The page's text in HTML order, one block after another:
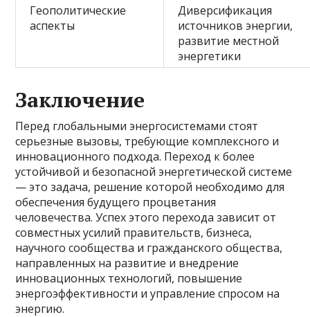
Геополитические
аспекты
Диверсификация
источников энергии,
развитие местной
энергетики
Заключение
Перед глобальными энергосистемами стоят
серьезные вызовы, требующие комплексного и
инновационного подхода. Переход к более
устойчивой и безопасной энергетической системе
— это задача, решение которой необходимо для
обеспечения будущего процветания
человечества. Успех этого перехода зависит от
совместных усилий правительств, бизнеса,
научного сообщества и гражданского общества,
направленных на развитие и внедрение
инновационных технологий, повышение
энергоэффективности и управление спросом на
энергию.